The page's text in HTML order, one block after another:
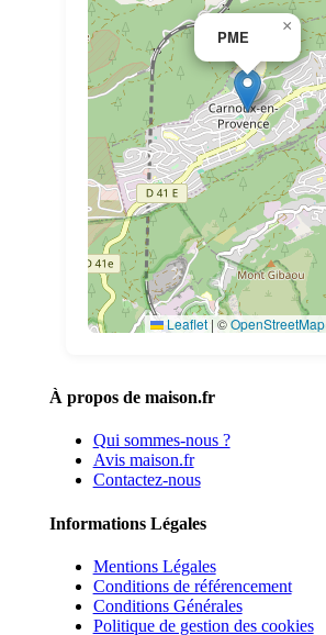
PME
×
Leaflet | ©OpenStreetMap
À propos de maison.fr
Qui sommes-nous ?
Avis maison.fr
Contactez-nous
Informations Légales
Mentions Légales
Conditions de référencement
Conditions Générales
Politique de gestion des cookies